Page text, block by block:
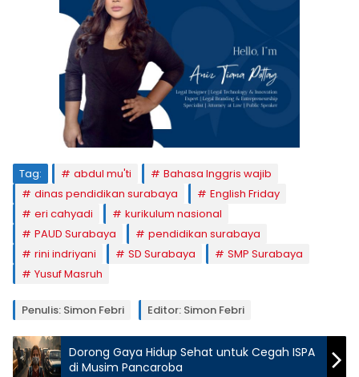
Tag: abdul mu'ti
Bahasa Inggris wajib
dinas pendidikan surabaya
English Friday
eri cahyadi
kurikulum nasional
PAUD Surabaya
pendidikan surabaya
rini indriyani
SD Surabaya
SMP Surabaya
Yusuf Masruh
Penulis: Simon Febri Editor: Simon Febri
Dorong Gaya Hidup Sehat untuk Cegah ISPA
di Musim Pancaroba